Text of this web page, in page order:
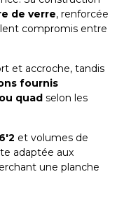
de verre, renforcée
compromis entre
et accroche, tandis
fournis
quad selon les
et volumes de
adaptée aux
une planche